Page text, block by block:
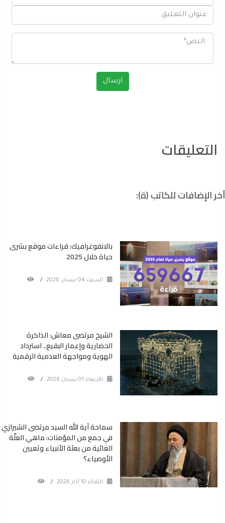
التعليقات
آخر الإضافات للكاتب (ة):
بالانفوغرافيك: قراءات موقع بشرى
حياة خلال 2025
السبت 04 نيسان 2026 /
الشيخ مرتضى معاش: الذاكرة
الحضارية وإعمار البقيع.. استرداد
الهوية ومواجهة العدمية الرقمية
الأربعاء 01 نيسان 2026 /
سماحة آية الله السيد مرتضى الشيرازي
في جمع من المؤمنات: ماهي العلّة
الغائية من بعثة الأنبياء وتعيين
الأوصياء؟
الثلاثاء 10 آذار 2026 /